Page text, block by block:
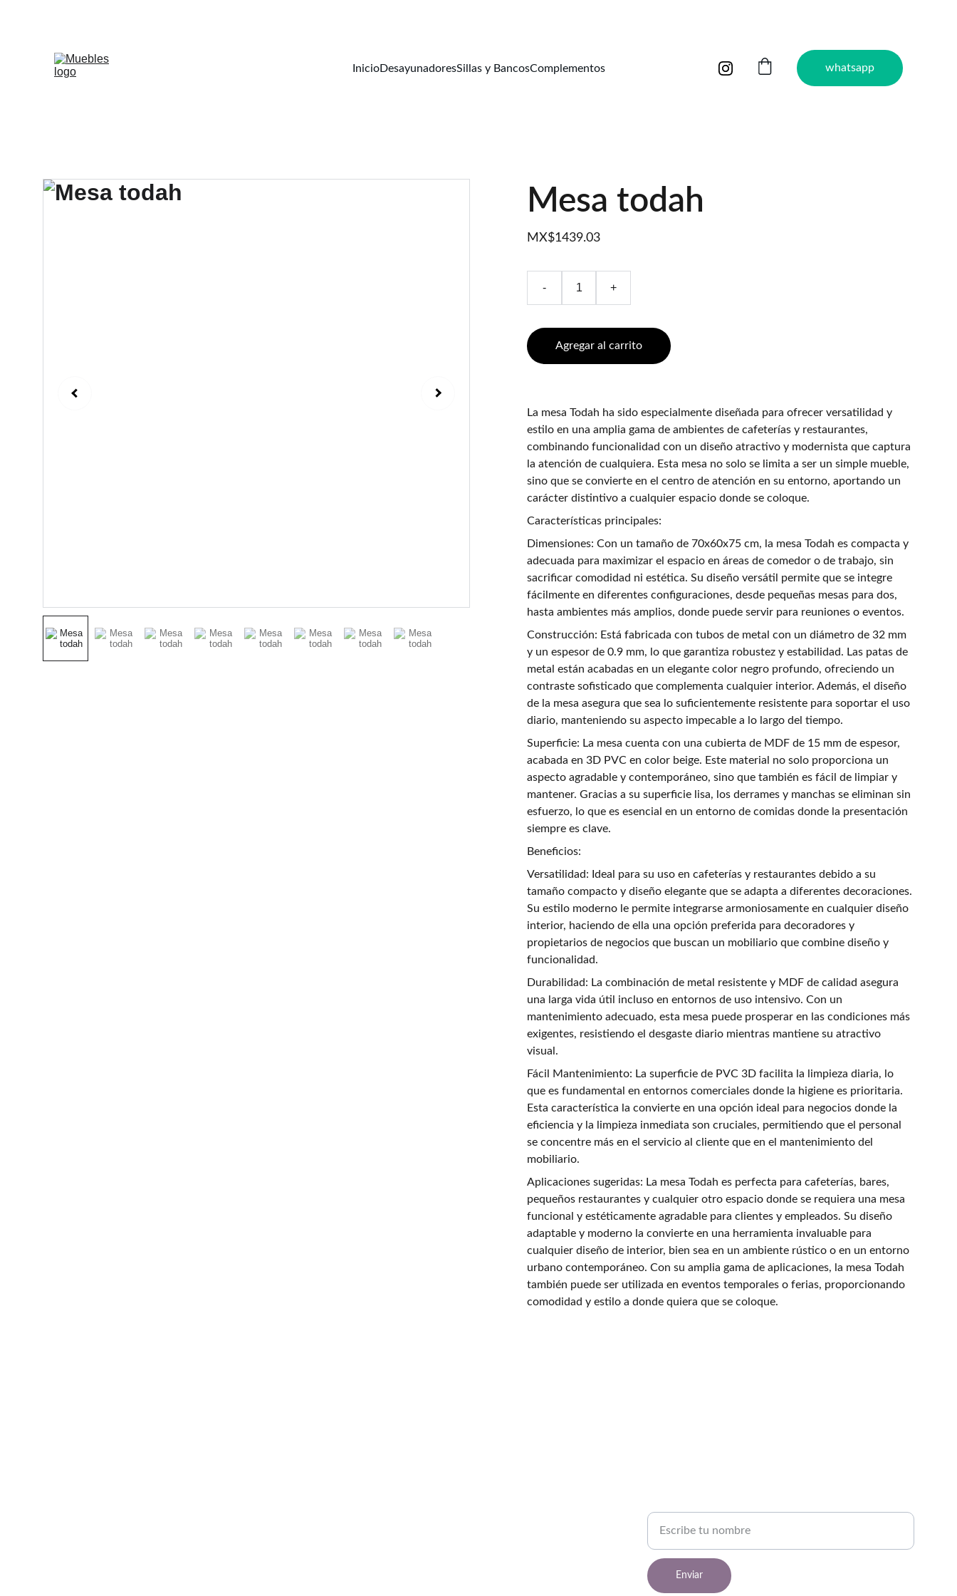
InicioDesayunadoresSillas y BancosComplementos whatsapp
Mesa todah
MX$1439.03
- +
Agregar al carrito
La mesa Todah ha sido especialmente diseñada para ofrecer versatilidad y
estilo en una amplia gama de ambientes de cafeterías y restaurantes,
combinando funcionalidad con un diseño atractivo y modernista que captura
la atención de cualquiera. Esta mesa no solo se limita a ser un simple mueble,
sino que se convierte en el centro de atención en su entorno, aportando un
carácter distintivo a cualquier espacio donde se coloque.
Características principales:
Dimensiones: Con un tamaño de 70x60x75 cm, la mesa Todah es compacta y
adecuada para maximizar el espacio en áreas de comedor o de trabajo, sin
sacrificar comodidad ni estética. Su diseño versátil permite que se integre
fácilmente en diferentes configuraciones, desde pequeñas mesas para dos,
hasta ambientes más amplios, donde puede servir para reuniones o eventos.
Construcción: Está fabricada con tubos de metal con un diámetro de 32 mm
y un espesor de 0.9 mm, lo que garantiza robustez y estabilidad. Las patas de
metal están acabadas en un elegante color negro profundo, ofreciendo un
contraste sofisticado que complementa cualquier interior. Además, el diseño
de la mesa asegura que sea lo suficientemente resistente para soportar el uso
diario, manteniendo su aspecto impecable a lo largo del tiempo.
Superficie: La mesa cuenta con una cubierta de MDF de 15 mm de espesor,
acabada en 3D PVC en color beige. Este material no solo proporciona un
aspecto agradable y contemporáneo, sino que también es fácil de limpiar y
mantener. Gracias a su superficie lisa, los derrames y manchas se eliminan sin
esfuerzo, lo que es esencial en un entorno de comidas donde la presentación
siempre es clave.
Beneficios:
Versatilidad: Ideal para su uso en cafeterías y restaurantes debido a su
tamaño compacto y diseño elegante que se adapta a diferentes decoraciones.
Su estilo moderno le permite integrarse armoniosamente en cualquier diseño
interior, haciendo de ella una opción preferida para decoradores y
propietarios de negocios que buscan un mobiliario que combine diseño y
funcionalidad.
Durabilidad: La combinación de metal resistente y MDF de calidad asegura
una larga vida útil incluso en entornos de uso intensivo. Con un
mantenimiento adecuado, esta mesa puede prosperar en las condiciones más
exigentes, resistiendo el desgaste diario mientras mantiene su atractivo
visual.
Fácil Mantenimiento: La superficie de PVC 3D facilita la limpieza diaria, lo
que es fundamental en entornos comerciales donde la higiene es prioritaria.
Esta característica la convierte en una opción ideal para negocios donde la
eficiencia y la limpieza inmediata son cruciales, permitiendo que el personal
se concentre más en el servicio al cliente que en el mantenimiento del
mobiliario.
Aplicaciones sugeridas: La mesa Todah es perfecta para cafeterías, bares,
pequeños restaurantes y cualquier otro espacio donde se requiera una mesa
funcional y estéticamente agradable para clientes y empleados. Su diseño
adaptable y moderno la convierte en una herramienta invaluable para
cualquier diseño de interior, bien sea en un ambiente rústico o en un entorno
urbano contemporáneo. Con su amplia gama de aplicaciones, la mesa Todah
también puede ser utilizada en eventos temporales o ferias, proporcionando
comodidad y estilo a donde quiera que se coloque.
Enviar